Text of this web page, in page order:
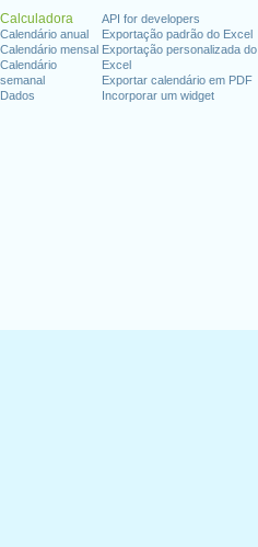
Calculadora
Calendário anual
Calendário mensal
Calendário
semanal
Dados
API for developers
Exportação padrão do Excel
Exportação personalizada do
Excel
Exportar calendário em PDF
Incorporar um widget